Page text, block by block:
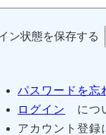
ン状態を保存する
パスワードを忘
ログイン
につ
アカウント登録